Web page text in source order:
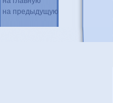
на предыдущую